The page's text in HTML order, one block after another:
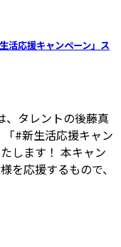
活応援キャンペーン」ス
、タレントの後藤真
#新生活応援キャン
します！ 本キャン
を応援するもので、